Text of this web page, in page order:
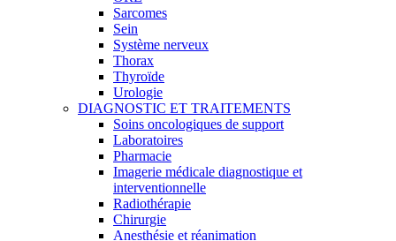
Sarcomes
Sein
Système nerveux
Thorax
Thyroïde
Urologie
DIAGNOSTIC ET TRAITEMENTS
Soins oncologiques de support
Laboratoires
Pharmacie
Imagerie médicale diagnostique et
interventionnelle
Radiothérapie
Chirurgie
Anesthésie et réanimation